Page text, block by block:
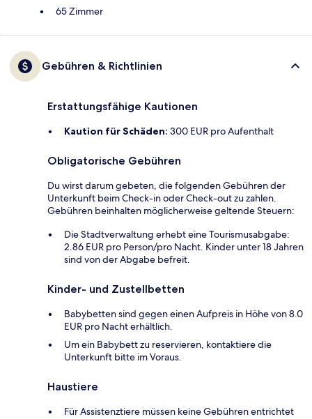
65 Zimmer
Gebühren & Richtlinien
Erstattungsfähige Kautionen
Kaution für Schäden: 300 EUR pro Aufenthalt
Obligatorische Gebühren
Du wirst darum gebeten, die folgenden Gebühren der
Unterkunft beim Check-in oder Check-out zu zahlen.
Gebühren beinhalten möglicherweise geltende Steuern:
Die Stadtverwaltung erhebt eine Tourismusabgabe:
2.86 EUR pro Person/pro Nacht. Kinder unter 18 Jahren
sind von der Abgabe befreit.
Kinder- und Zustellbetten
Babybetten sind gegen einen Aufpreis in Höhe von 8.0
EUR pro Nacht erhältlich.
Um ein Babybett zu reservieren, kontaktiere die
Unterkunft bitte im Voraus.
Haustiere
Für Assistenztiere müssen keine Gebühren entrichtet